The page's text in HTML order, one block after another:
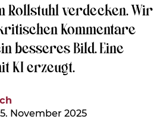
Rollstuhl verdecken. Wir
Kommentare
besseres Bild. Eine
KI erzeugt.
November 2025